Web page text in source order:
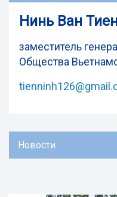
Нинь Ван
заместитель
Общества
Новости